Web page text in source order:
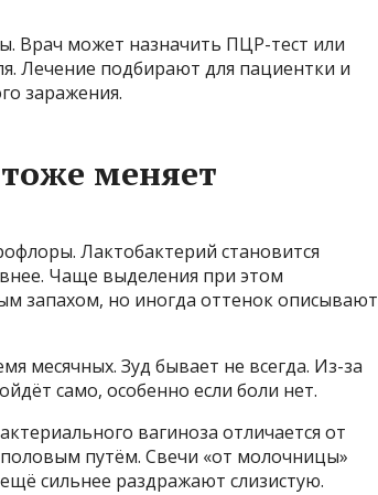
Врач может назначить ПЦР-тест или
Лечение подбирают для пациентки и
заражения.
меняет
Лактобактерий становится
Чаще выделения при этом
запахом, но иногда оттенок описывают
месячных. Зуд бывает не всегда. Из-за
само, особенно если боли нет.
вагиноза отличается от
путём. Свечи «от молочницы»
сильнее раздражают слизистую.